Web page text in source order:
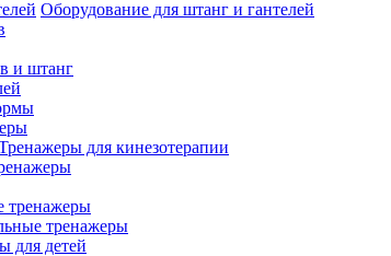
Оборудование для штанг и гантелей
и штанг
для кинезотерапии
тренажеры
тренажеры
для детей